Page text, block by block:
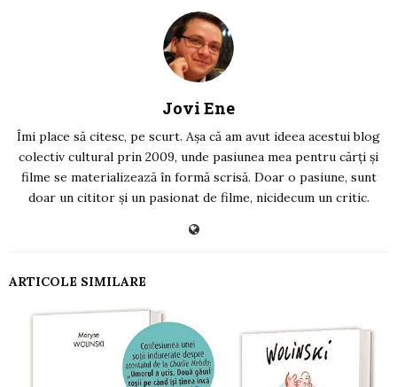
Jovi Ene
Îmi place să citesc, pe scurt. Așa că am avut ideea acestui blog
colectiv cultural prin 2009, unde pasiunea mea pentru cărți și
filme se materializează în formă scrisă. Doar o pasiune, sunt
doar un cititor și un pasionat de filme, nicidecum un critic.
ARTICOLE SIMILARE